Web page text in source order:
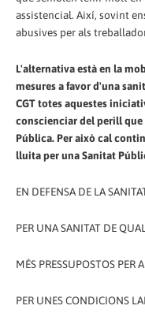
assistencial. Així, sovint
abusives per als
L'alternativa està en la
mesures a favor d'una
CGT totes aquestes
conscienciar del perill
Pública. Per això cal
lluita per una Sanitat
EN DEFENSA DE LA
PER UNA SANITAT DE
MÉS PRESSUPOSTOS PER
PER UNES CONDICIONS